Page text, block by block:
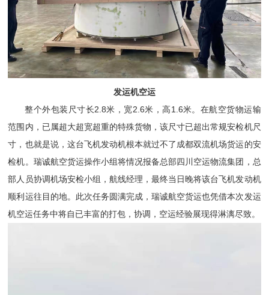
发运机空运
整个外包装尺寸长2.8米，宽2.6米，高 1.6米。在航空货物运输
范围内，已属超大超宽超重的特殊货物，该尺寸已超出常规安检机尺
寸，也就是说，这台飞机发动机根本就过不了成都双流机场货运的安
检机。瑞诚航空货运操作小组将情况报备总部四川空运物流集团，总
部人员协调机场安检小组，航线经理，最终当日晚将该台飞机发动机
顺利运往目的地。此次任务圆满完成，瑞诚航空货运也凭借本次发运
机空运任务中将自已丰富的打包，协调，空运经验展现得淋漓尽致。